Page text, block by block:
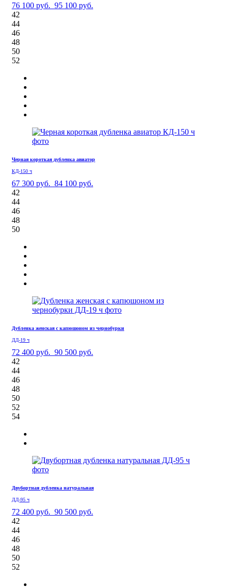
76 100 руб. 95 100 руб.
42
44
46
48
50
52
Черная короткая дубленка авиатор
КД-150 ч
67 300 руб. 84 100 руб.
42
44
46
48
50
Дубленка женская с капюшоном из чернобурки
ДД-19 ч
72 400 руб. 90 500 руб.
42
44
46
48
50
52
54
Двубортная дубленка натуральная
ДД-95 ч
72 400 руб. 90 500 руб.
42
44
46
48
50
52